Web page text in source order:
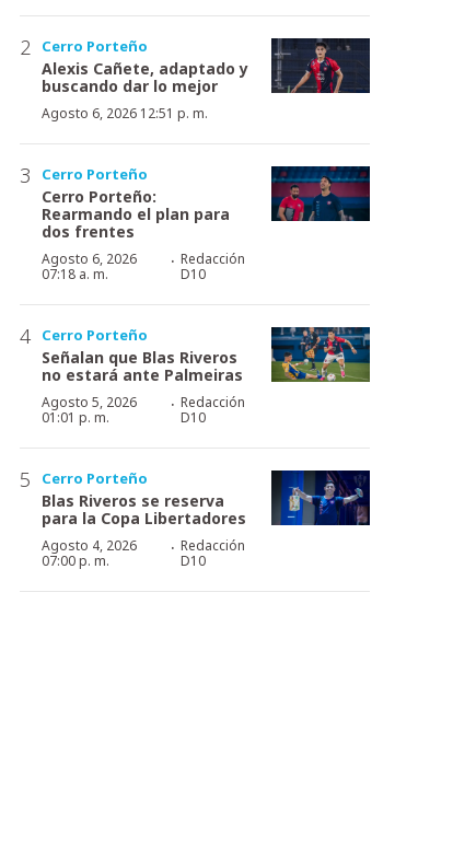
Cerro Porteño
Alexis Cañete, adaptado y
buscando dar lo mejor
Agosto 6, 2026 12:51 p. m.
Cerro Porteño
Cerro Porteño:
Rearmando el plan para
dos frentes
Agosto 6, 2026
07:18 a. m.
· Redacción
D10
Cerro Porteño
Señalan que Blas Riveros
no estará ante Palmeiras
Agosto 5, 2026
01:01 p. m.
· Redacción
D10
Cerro Porteño
Blas Riveros se reserva
para la Copa Libertadores
Agosto 4, 2026
07:00 p. m.
· Redacción
D10